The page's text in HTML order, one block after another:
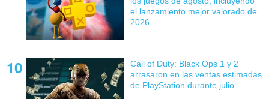
el lanzamiento mejor valorado de
2026
Call of Duty: Black Ops 1 y 2
arrasaron en las ventas estimadas
de PlayStation durante julio